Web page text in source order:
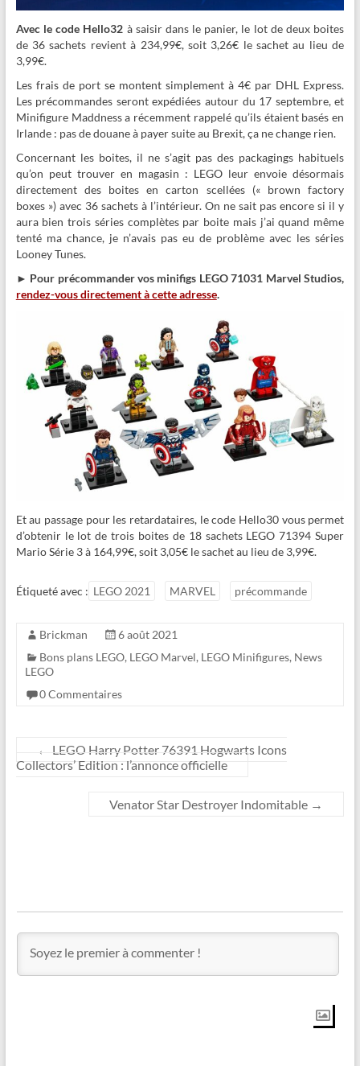
Avec le code Hello32 à saisir dans le panier, le lot de deux boites
de 36 sachets revient à 234,99€, soit 3,26€ le sachet au lieu de
3,99€.
Les frais de port se montent simplement à 4€ par DHL Express.
Les précommandes seront expédiées autour du 17 septembre, et
Minifigure Maddness a récemment rappelé qu’ils étaient basés en
Irlande : pas de douane à payer suite au Brexit, ça ne change rien.
Concernant les boites, il ne s’agit pas des packagings habituels
qu’on peut trouver en magasin : LEGO leur envoie désormais
directement des boites en carton scellées (« brown factory
boxes ») avec 36 sachets à l’intérieur. On ne sait pas encore si il y
aura bien trois séries complètes par boite mais j’ai quand même
tenté ma chance, je n’avais pas eu de problème avec les séries
Looney Tunes.
► Pour précommander vos minifigs LEGO 71031 Marvel Studios,
rendez-vous directement à cette adresse.
Et au passage pour les retardataires, le code Hello30 vous permet
d’obtenir le lot de trois boites de 18 sachets LEGO 71394 Super
Mario Série 3 à 164,99€, soit 3,05€ le sachet au lieu de 3,99€.
Étiqueté avec : LEGO 2021 MARVEL précommande
Brickman
6 août 2021
Bons plans LEGO, LEGO Marvel, LEGO Minifigures, News
LEGO
0 Commentaires
←
LEGO Harry Potter 76391 Hogwarts Icons
Collectors’ Edition : l’annonce officielle
Venator Star Destroyer Indomitable →